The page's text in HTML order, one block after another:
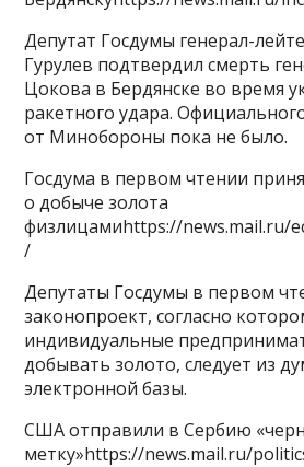
Депутат Госдумы генерал-
Гурулев подтвердил смерть
Цокова в Бердянске во время
ракетного удара.
от Минобороны пока не было.
Госдума в первом чтении
о добыче золота
физлицамиhttps://news.mail.ru/
/
Депутаты Госдумы в первом
законопроект, согласно
индивидуальные
добывать золото, следует из
электронной базы.
США отправили в Сербию
метку»https://news.mail.ru/